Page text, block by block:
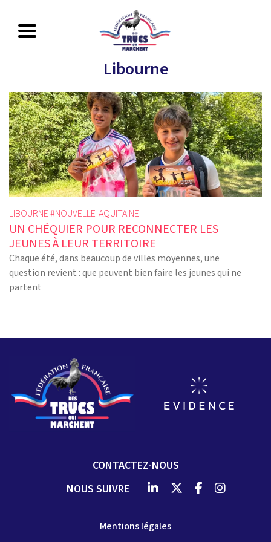
Libourne
LIBOURNE #NOUVELLE-AQUITAINE
UN CHÉQUIER POUR RECONNECTER LES
JEUNES À LEUR TERRITOIRE
Chaque été, dans beaucoup de villes moyennes, une
question revient : que peuvent bien faire les jeunes qui ne
partent
Mentions légales
CONTACTEZ-NOUS
NOUS SUIVRE